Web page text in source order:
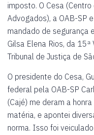
imposto. O Cesa
Advogados), a OAB-SP
mandado de segurança
Gilsa Elena Rios, da
Tribunal de Justiça de
O presidente do Cesa,
federal pela OAB-SP
(Cajé) me deram a
matéria, e apontei
norma. Isso foi